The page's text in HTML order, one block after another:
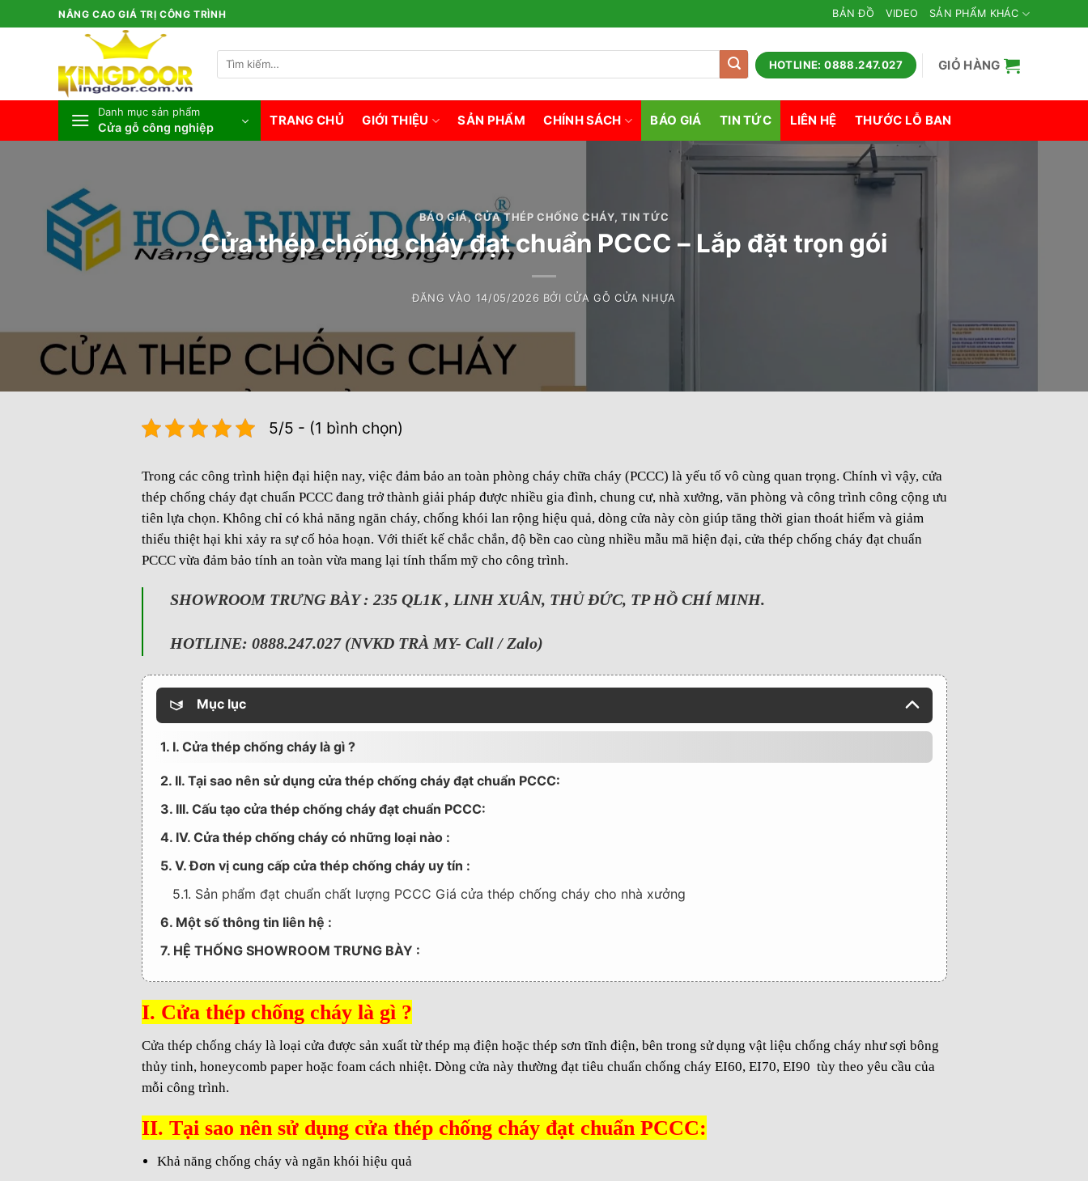
qua
NÂNG CAO GIÁ TRỊ CÔNG TRÌNH BẢN ĐỒ VIDEO SẢN PHẨM KHÁC
Tìm
kiếm:
HOTLINE: 0888.247.027 GIỎ HÀNG
Danh mục sản phẩm
Cửa gỗ công nghiệp TRANG CHỦ GIỚI THIỆU SẢN PHẨM CHÍNH SÁCH BÁO GIÁ TIN TỨC LIÊN HỆ THƯỚC LỖ BAN
BÁO GIÁ,CỬA THÉP CHỐNG CHÁY, TIN TỨC
Cửa thép chống cháy đạt chuẩn PCCC – Lắp đặt trọn gói
ĐĂNG VÀO 14/05/2026 BỞI CỬA GỖ CỬA NHỰA
5/5 - (1 bình chọn)
Trong các công trình hiện đại hiện nay, việc đảm bảo an toàn phòng cháy chữa cháy (PCCC) là yếu tố vô cùng quan trọng. Chính vì vậy, cửa
thép chống cháy đạt chuẩn PCCC đang trở thành giải pháp được nhiều gia đình, chung cư, nhà xưởng, văn phòng và công trình công cộng ưu
tiên lựa chọn. Không chỉ có khả năng ngăn cháy, chống khói lan rộng hiệu quả, dòng cửa này còn giúp tăng thời gian thoát hiểm và giảm
thiểu thiệt hại khi xảy ra sự cố hỏa hoạn. Với thiết kế chắc chắn, độ bền cao cùng nhiều mẫu mã hiện đại, cửa thép chống cháy đạt chuẩn
PCCC vừa đảm bảo tính an toàn vừa mang lại tính thẩm mỹ cho công trình.
SHOWROOM TRƯNG BÀY : 235 QL1K , LINH XUÂN, THỦ ĐỨC, TP HỒ CHÍ MINH.
HOTLINE: 0888.247.027 (NVKD TRÀ MY- Call / Zalo)
Mục lục
1. I. Cửa thép chống cháy là gì ?
2. II. Tại sao nên sử dụng cửa thép chống cháy đạt chuẩn PCCC:
3. III. Cấu tạo cửa thép chống cháy đạt chuẩn PCCC:
4. IV. Cửa thép chống cháy có những loại nào :
5. V. Đơn vị cung cấp cửa thép chống cháy uy tín :
5.1. Sản phẩm đạt chuẩn chất lượng PCCC Giá cửa thép chống cháy cho nhà xưởng
6. Một số thông tin liên hệ :
7. HỆ THỐNG SHOWROOM TRƯNG BÀY :
I. Cửa thép chống cháy là gì ?
Cửa thép chống cháylà loại cửa được sản xuất từ thép mạ điện hoặc thép sơn tĩnh điện, bên trong sử dụng vật liệu chống cháy như sợi bông
thủy tinh, honeycomb paper hoặc foam cách nhiệt. Dòng cửa này thường đạt tiêu chuẩn chống cháy EI60, EI70, EI90 tùy theo yêu cầu của
mỗi công trình.
II. Tại sao nên sử dụng cửa thép chống cháy đạt chuẩn PCCC:
Khả năng chống cháy và ngăn khói hiệu quả